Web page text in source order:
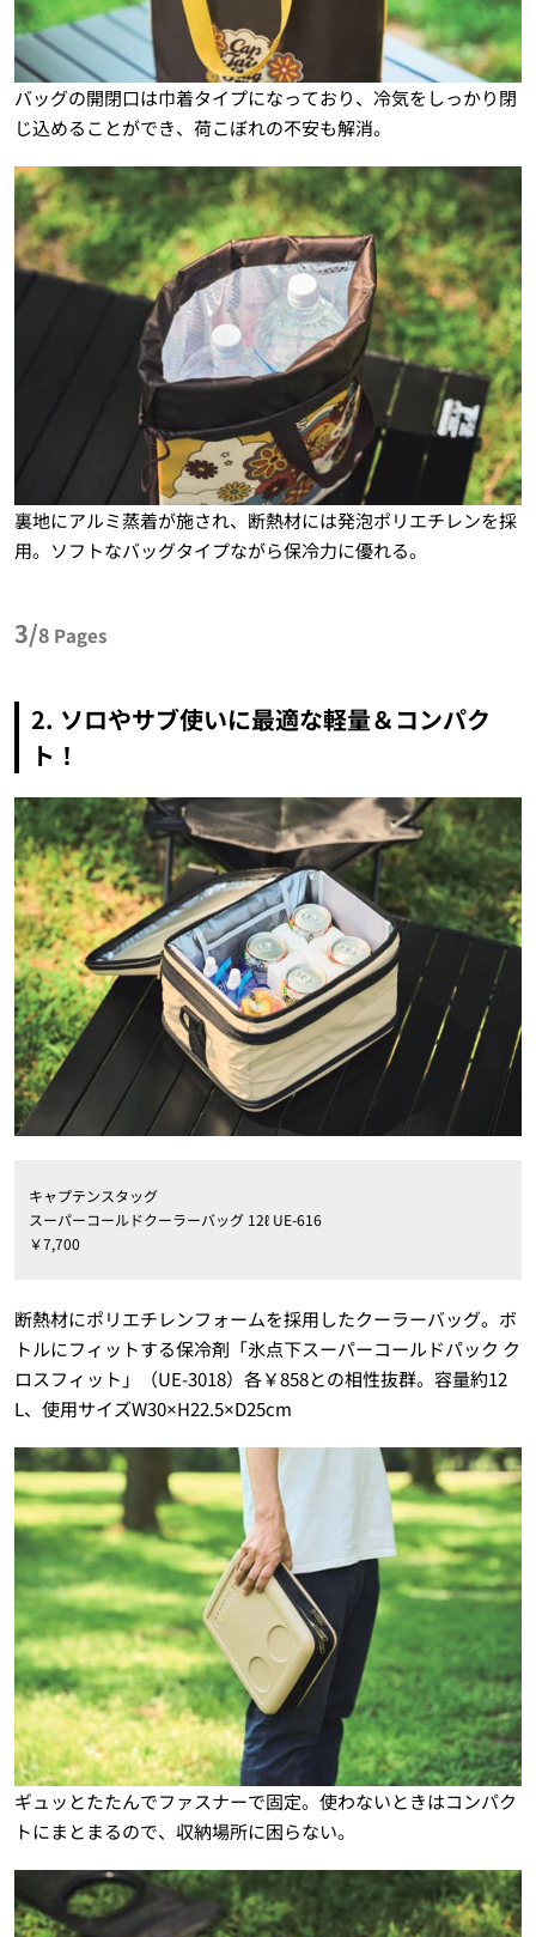
バッグの開閉口は巾着タイプになっており、冷気をしっかり閉
じ込めることができ、荷こぼれの不安も解消。
裏地にアルミ蒸着が施され、断熱材には発泡ポリエチレンを採
用。ソフトなバッグタイプながら保冷力に優れる。
3/8 Pages
2. ソロやサブ使いに最適な軽量＆コンパク
ト！
キャプテンスタッグ
スーパーコールドクーラーバッグ 12ℓ UE-616
￥7,700
断熱材にポリエチレンフォームを採用したクーラーバッグ。ボ
トルにフィットする保冷剤「氷点下スーパーコールドパック ク
ロスフィット」（UE-3018）各￥858との相性抜群。容量約12
L、使用サイズW30×H22.5×D25cm
ギュッとたたんでファスナーで固定。使わないときはコンパク
トにまとまるので、収納場所に困らない。